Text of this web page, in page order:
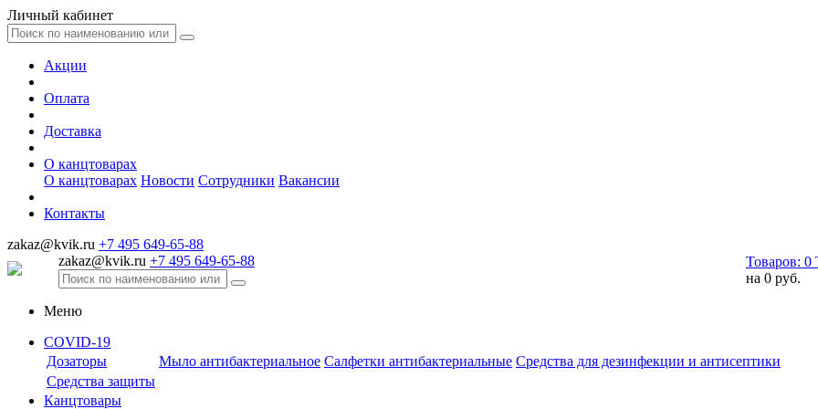
Личный кабинет
Акции
Оплата
Доставка
О канцтоварах
О канцтоварах Новости Сотрудники Вакансии
Контакты
zakaz@kvik.ru +7 495 649-65-88
zakaz@kvik.ru +7 495 649-65-88 Товаров: 0
на 0 руб.
Меню
COVID-19
Дозаторы
Мыло антибактериальное Салфетки антибактериальные Средства для дезинфекции и антисептики
Средства защиты
Канцтовары